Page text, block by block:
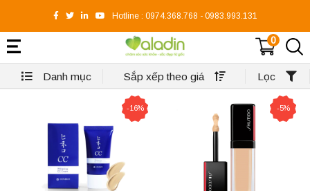
Hotline : 0974.368.768 - 0983.993.131
0
Danh mục Sắp xếp theo giá Lọc
-16% -5%